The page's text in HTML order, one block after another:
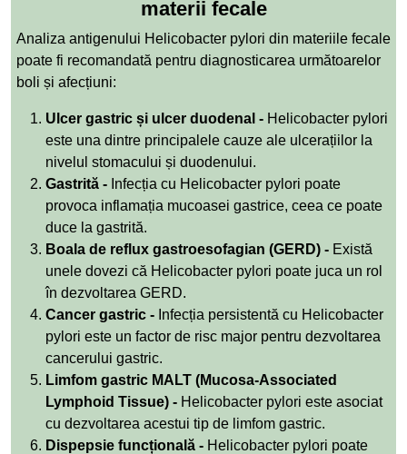
materii fecale
Analiza antigenului Helicobacter pylori din materiile fecale
poate fi recomandată pentru diagnosticarea următoarelor
boli și afecțiuni:
Ulcer gastric și ulcer duodenal - Helicobacter pylori
este una dintre principalele cauze ale ulcerațiilor la
nivelul stomacului și duodenului.
Gastrită - Infecția cu Helicobacter pylori poate
provoca inflamația mucoasei gastrice, ceea ce poate
duce la gastrită.
Boala de reflux gastroesofagian (GERD) - Există
unele dovezi că Helicobacter pylori poate juca un rol
în dezvoltarea GERD.
Cancer gastric - Infecția persistentă cu Helicobacter
pylori este un factor de risc major pentru dezvoltarea
cancerului gastric.
Limfom gastric MALT (Mucosa-Associated
Lymphoid Tissue) - Helicobacter pylori este asociat
cu dezvoltarea acestui tip de limfom gastric.
Dispepsie funcțională - Helicobacter pylori poate